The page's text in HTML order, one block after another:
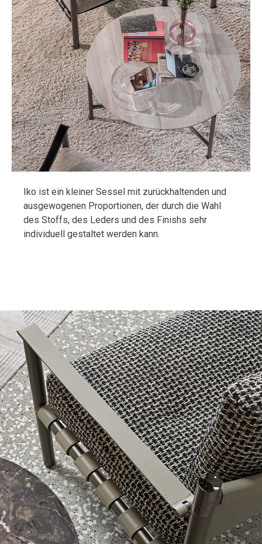
Iko ist ein kleiner Sessel mit zurückhaltenden und
ausgewogenen Proportionen, der durch die Wahl
des Stoffs, des Leders und des Finishs sehr
individuell gestaltet werden kann.